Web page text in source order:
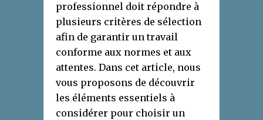
professionnel doit répondre à
plusieurs critères de sélection
afin de garantir un travail
conforme aux normes et aux
attentes. Dans cet article, nous
vous proposons de découvrir
les éléments essentiels à
considérer pour choisir un